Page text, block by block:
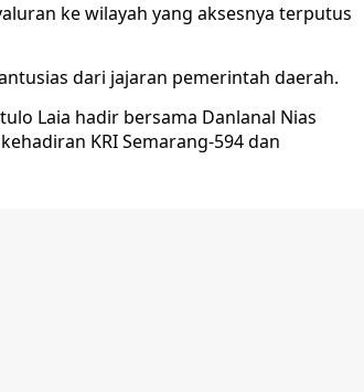
ke wilayah yang aksesnya terputus
dari jajaran pemerintah daerah.
Laia hadir bersama Danlanal Nias
KRI Semarang-594 dan